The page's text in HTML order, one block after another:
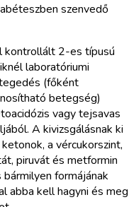
szenvedő
kontrollált 2-es típusú
laboratóriumi
(főként
betegség)
vagy tejsavas
A kivizsgálásnak ki
a vércukorszint,
piruvát és metformin
formájának
abba kell hagyni és meg